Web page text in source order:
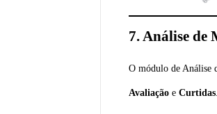
7. Análise de
O módulo de Análise
Avaliação e Curtidas